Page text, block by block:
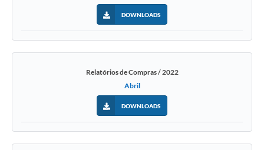
DOWNLOADS
Relatórios de Compras / 2022
Abril
DOWNLOADS